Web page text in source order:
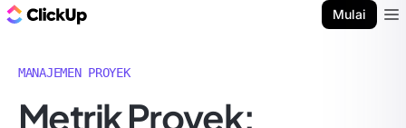
Mulai
MANAJEMEN PROYEK
Metrik Proyek: